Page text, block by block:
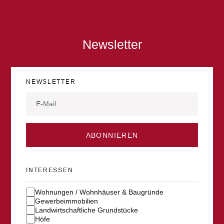
Newsletter
NEWSLETTER
ABONNIEREN
INTERESSEN
Wohnungen / Wohnhäuser & Baugründe
Gewerbeimmobilien
Landwirtschaftliche Grundstücke
Höfe